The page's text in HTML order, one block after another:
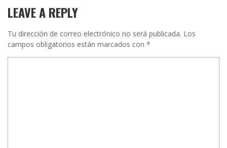
LEAVE A REPLY
Tu dirección de correo electrónico no será publicada. Los
campos obligatorios están marcados con *